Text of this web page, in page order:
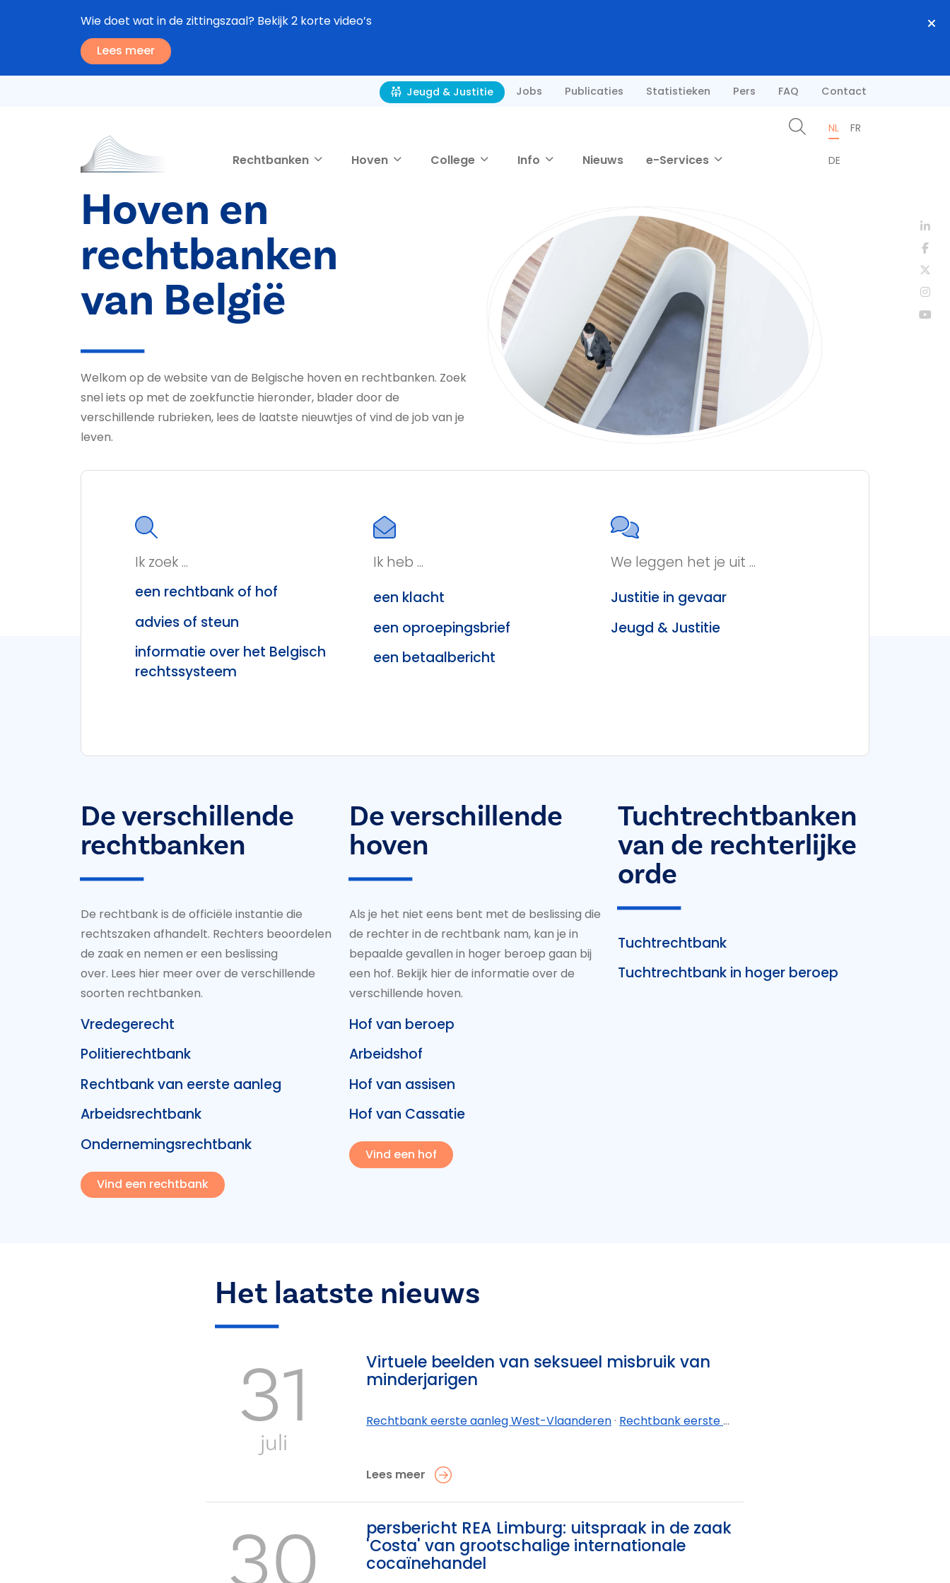
Wie doet wat in de zittingszaal? Bekijk 2 korte video’s
Lees meer
Jeugd & Justitie Jobs Publicaties Statistieken Pers FAQ Contact
Rechtbanken Hoven College Info Nieuws e-Services
NL FR
DE
Hoven en
rechtbanken
van België
Welkom op de website van de Belgische hoven en rechtbanken. Zoek
snel iets op met de zoekfunctie hieronder, blader door de
verschillende rubrieken, lees de laatste nieuwtjes of vind de job van je
leven.
Ik zoek ...
een rechtbank of hof
advies of steun
informatie over het Belgisch
rechtssysteem
Ik heb ...
een klacht
een oproepingsbrief
een betaalbericht
We leggen het je uit ...
Justitie in gevaar
Jeugd & Justitie
De verschillende
rechtbanken
De rechtbank is de officiële instantie die
rechtszaken afhandelt. Rechters beoordelen
de zaak en nemen er een beslissing
over. Lees hier meer over de verschillende
soorten rechtbanken.
Vredegerecht
Politierechtbank
Rechtbank van eerste aanleg
Arbeidsrechtbank
Ondernemingsrechtbank
Vind een rechtbank
De verschillende
hoven
Als je het niet eens bent met de beslissing die
de rechter in de rechtbank nam, kan je in
bepaalde gevallen in hoger beroep gaan bij
een hof. Bekijk hier de informatie over de
verschillende hoven.
Hof van beroep
Arbeidshof
Hof van assisen
Hof van Cassatie
Vind een hof
Tuchtrechtbanken
van de rechterlijke
orde
Tuchtrechtbank
Tuchtrechtbank in hoger beroep
Het laatste nieuws
31
juli
Virtuele beelden van seksueel misbruik van
minderjarigen
Rechtbank eerste aanleg West-Vlaanderen· Rechtbank eerste aanleg West-Vlaanderen - afdeling Kortrijk
Lees meer
30 persbericht REA Limburg: uitspraak in de zaak
'Costa' van grootschalige internationale
cocaïnehandel